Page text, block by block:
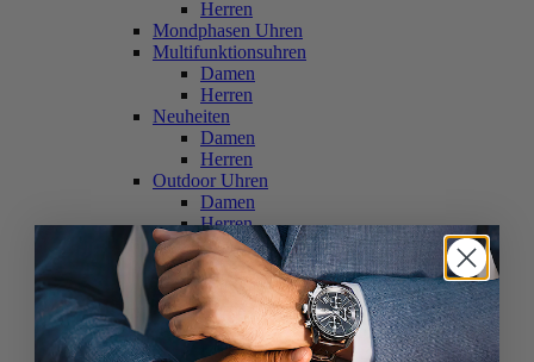
Herren
Mondphasen Uhren
Multifunktionsuhren
Damen
Herren
Neuheiten
Damen
Herren
Outdoor Uhren
Damen
Herren
Schweizer Uhren
Damen
Herren
Skelettuhren
Damen
Herren